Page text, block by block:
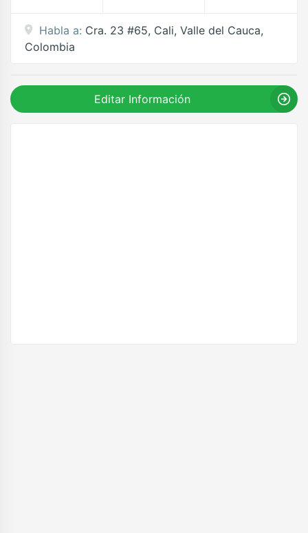
Habla a: Cra. 23 #65, Cali, Valle del Cauca,
Colombia
Editar Información